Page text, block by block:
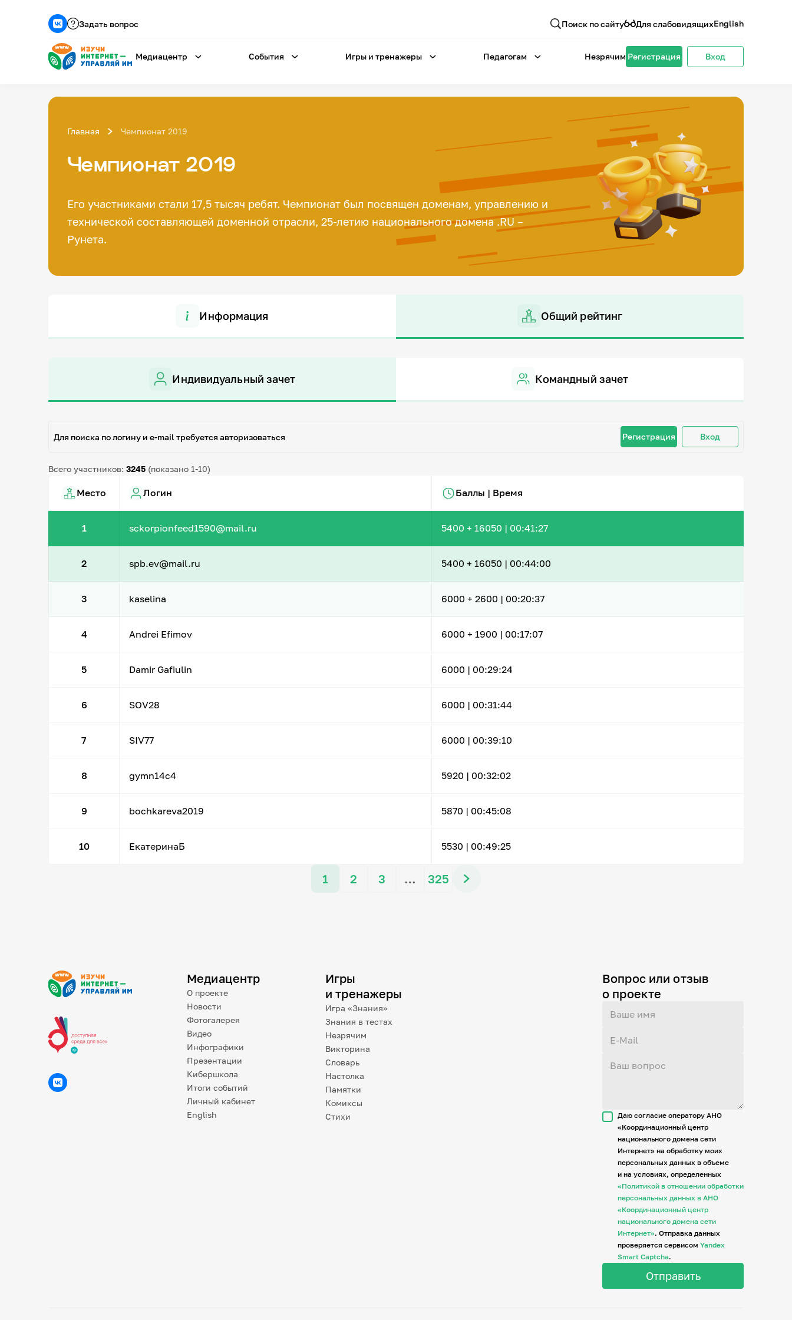
Задать вопрос Поиск по сайту Для слабовидящихEnglish
Медиацентр События Игры и тренажеры Педагогам Незрячим Регистрация Вход
Главная Чемпионат 2019
Чемпионат 2019
Его участниками стали 17,5 тысяч ребят. Чемпионат был посвящен доменам, управлению и
технической составляющей доменной отрасли, 25-летию национального домена .RU –
Рунета.
Информация Общий рейтинг
Индивидуальный зачет Командный зачет
Для поиска по логину и e-mail требуется авторизоваться Регистрация Вход
Всего участников: 3245 (показано 1-10)
Место Логин Баллы | Время
1 sckorpionfeed1590@mail.ru 5400 + 16050 | 00:41:27
2 spb.ev@mail.ru 5400 + 16050 | 00:44:00
3 kaselina 6000 + 2600 | 00:20:37
4 Andrei Efimov 6000 + 1900 | 00:17:07
5 Damir Gafiulin 6000 | 00:29:24
6 SOV28 6000 | 00:31:44
7 SIV77 6000 | 00:39:10
8 gymn14c4 5920 | 00:32:02
9 bochkareva2019 5870 | 00:45:08
10 ЕкатеринаБ 5530 | 00:49:25
1 2 3 … 325
Медиацентр
О проекте
Новости
Фотогалерея
Видео
Инфографики
Презентации
Кибершкола
Итоги событий
Личный кабинет
English
Игры
и тренажеры
Игра «Знания»
Знания в тестах
Незрячим
Викторина
Словарь
Настолка
Памятки
Комиксы
Стихи
Вопрос или отзыв
о проекте
Даю согласие оператору АНО
«Координационный центр
национального домена сети
Интернет» на обработку моих
персональных данных в объеме
и на условиях, определенных
«Политикой в отношении обработки
персональных данных в АНО
«Координационный центр
национального домена сети
Интернет». Отправка данных
проверяется сервисом Yandex
Smart Captcha.